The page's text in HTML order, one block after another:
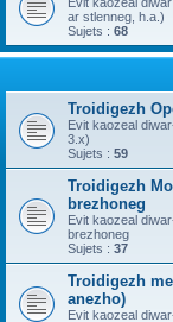
ar stlenneg, h.a.)
Sujets : 68
Troidigezh
Evit kaozeal
3.x)
Sujets : 59
Troidigezh
brezhoneg
Evit kaozeal
brezhoneg
Sujets : 37
Troidigezh
anezho)
Evit kaozeal